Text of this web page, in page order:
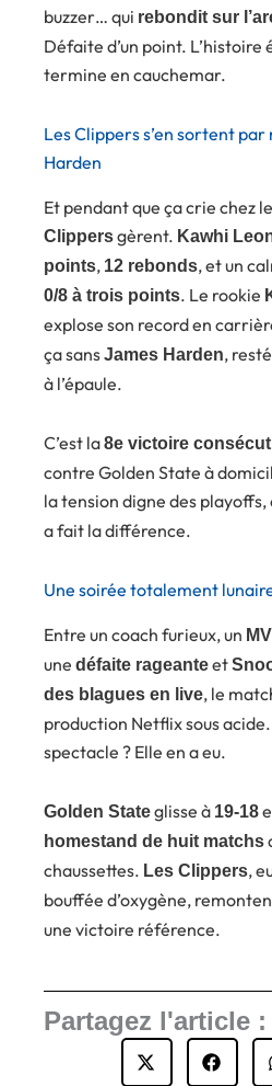
buzzer… qui rebondit sur
Défaite d’un point. L’histoire
termine en cauchemar.
Les Clippers s’en sortent
Harden
Et pendant que ça crie chez
Clippersgèrent. Kawhi
points, 12 rebonds, et un
0/8 à trois points. Le rookie
explose son record en
ça sansJames Harden,
à l’épaule.
C’est la8e victoire
contre Golden State à
la tension digne des playoffs,
a fait la différence.
Une soirée totalement
Entre un coach furieux, un
une défaite rageanteet
des blagues en live, le
production Netflix sous
spectacle ? Elle en a eu.
Golden Stateglisse à 19-18
homestand de huit matchs
chaussettes. Les Clippers,
bouffée d’oxygène,
une victoire référence.
Partagez l'article :